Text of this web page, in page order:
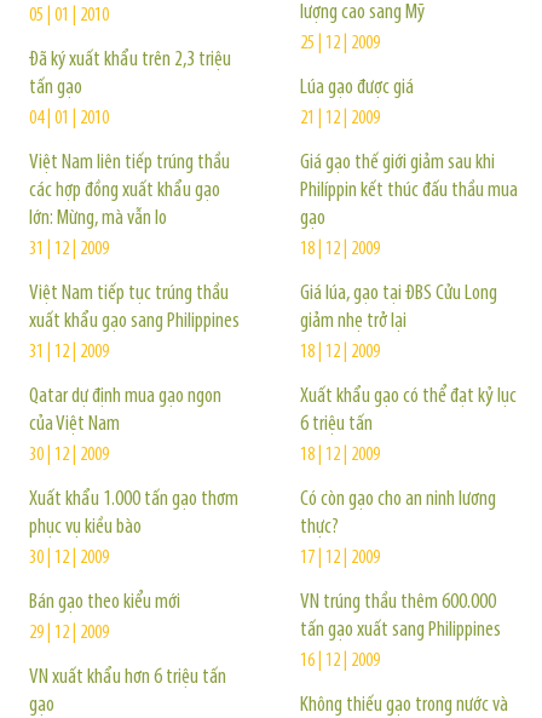
05 | 01 | 2010
Đã ký xuất khẩu trên 2,3 triệu
tấn gạo
04 | 01 | 2010
Việt Nam liên tiếp trúng thầu
các hợp đồng xuất khẩu gạo
lớn: Mừng, mà vẫn lo
31 | 12 | 2009
Việt Nam tiếp tục trúng thầu
xuất khẩu gạo sang Philippines
31 | 12 | 2009
Qatar dự định mua gạo ngon
của Việt Nam
30 | 12 | 2009
Xuất khẩu 1.000 tấn gạo thơm
phục vụ kiều bào
30 | 12 | 2009
Bán gạo theo kiểu mới
29 | 12 | 2009
VN xuất khẩu hơn 6 triệu tấn
gạo
lượng cao sang Mỹ
25 | 12 | 2009
Lúa gạo được giá
21 | 12 | 2009
Giá gạo thế giới giảm sau khi
Philíppin kết thúc đấu thầu mua
gạo
18 | 12 | 2009
Giá lúa, gạo tại ĐBS Cửu Long
giảm nhẹ trở lại
18 | 12 | 2009
Xuất khẩu gạo có thể đạt kỷ lục
6 triệu tấn
18 | 12 | 2009
Có còn gạo cho an ninh lương
thực?
17 | 12 | 2009
VN trúng thầu thêm 600.000
tấn gạo xuất sang Philippines
16 | 12 | 2009
Không thiếu gạo trong nước và